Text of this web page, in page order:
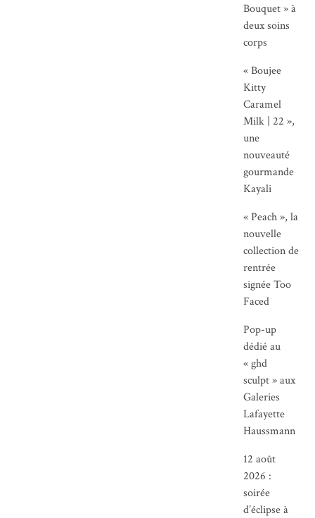
Bouquet » à
deux soins
corps
« Boujee
Kitty
Caramel
Milk | 22 »,
une
nouveauté
gourmande
Kayali
« Peach », la
nouvelle
collection de
rentrée
signée Too
Faced
Pop-up
dédié au
« ghd
sculpt » aux
Galeries
Lafayette
Haussmann
12 août
2026 :
soirée
d’éclipse à